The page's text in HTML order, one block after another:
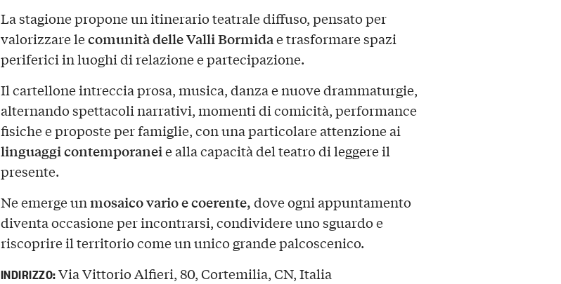
La stagione propone un itinerario teatrale diffuso, pensato per
valorizzare lecomunità delle Valli Bormidae trasformare spazi
periferici in luoghi di relazione e partecipazione.
Il cartellone intreccia prosa, musica, danza e nuove drammaturgie,
alternando spettacoli narrativi, momenti di comicità, performance
fisiche e proposte per famiglie, con una particolare attenzione ai
linguaggi contemporaneie alla capacità del teatro di leggere il
presente.
Ne emerge unmosaico vario e coerente,dove ogni appuntamento
diventa occasione per incontrarsi, condividere uno sguardo e
riscoprire il territorio come un unico grande palcoscenico.
INDIRIZZO:Via Vittorio Alfieri, 80, Cortemilia, CN, Italia